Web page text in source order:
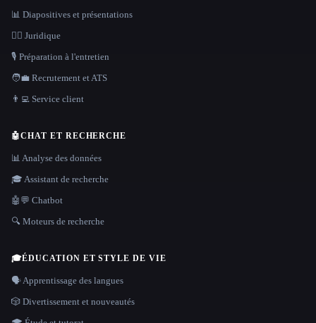
📊 Diapositives et présentations
👩‍⚖️ Juridique
🎙️ Préparation à l'entretien
🧑‍💼 Recrutement et ATS
👨‍💻 Service client
🤖CHAT ET RECHERCHE
📊 Analyse des données
🎓 Assistant de recherche
🤖💬 Chatbot
🔍 Moteurs de recherche
🎓ÉDUCATION ET STYLE DE VIE
🗣️ Apprentissage des langues
🎲 Divertissement et nouveautés